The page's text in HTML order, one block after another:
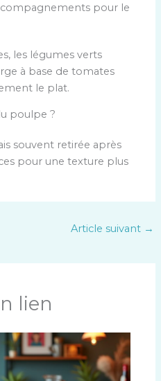
pour le
les légumes verts
à base de tomates
le plat.
poulpe ?
souvent retirée après
pour une texture plus
Article suivant →
lien